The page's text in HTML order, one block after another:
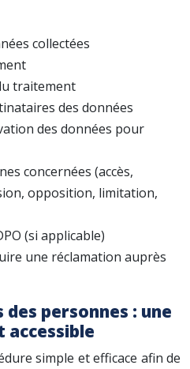
collectées
traitement
des données
des données pour
concernées (accès,
opposition, limitation,
(si applicable)
une réclamation auprès
personnes : une
accessible
simple et efficace afin de